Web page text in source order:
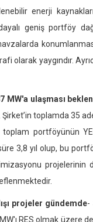
enerji
geniş portföy
olarak yaygındır.
MW'a ulaşması
Şirket’in toplamda 35
portföyünün
3,8 yıl olup, bu
projelerinin
projeler gündemde-
RES olmak üzere